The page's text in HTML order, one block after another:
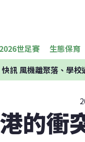
2026世足賽 生態保育
快訊風機離聚落、學校
的衝